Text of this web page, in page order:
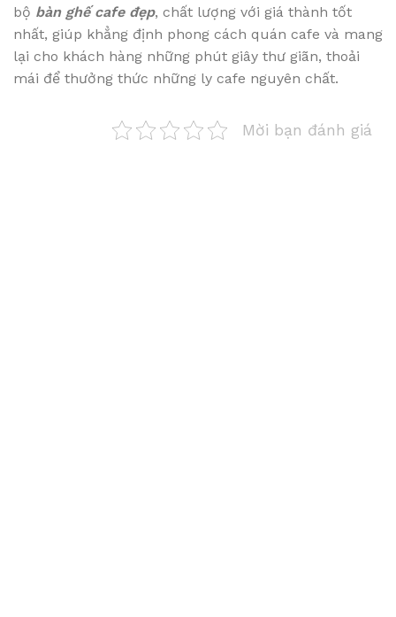
bộ bàn ghế cafe đẹp, chất lượng với giá thành tốt
nhất, giúp khẳng định phong cách quán cafe và mang
lại cho khách hàng những phút giây thư giãn, thoải
mái để thưởng thức những ly cafe nguyên chất.
Mời bạn đánh giá